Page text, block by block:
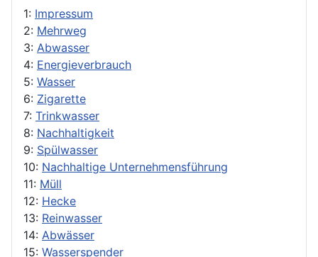
1: Impressum
2: Mehrweg
3: Abwasser
4: Energieverbrauch
5: Wasser
6: Zigarette
7: Trinkwasser
8: Nachhaltigkeit
9: Spülwasser
10: Nachhaltige Unternehmensführung
11: Müll
12: Hecke
13: Reinwasser
14: Abwässer
15: Wasserspender